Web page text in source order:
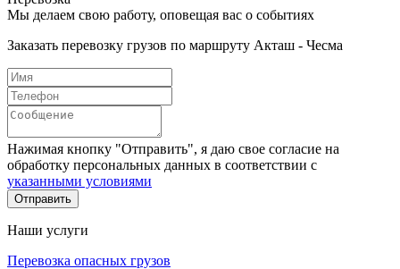
Мы делаем свою работу, оповещая вас о событиях
Заказать перевозку грузов по маршруту Акташ - Чесма
Нажимая кнопку "Отправить", я даю свое согласие на
обработку персональных данных в соответствии с
указанными условиями
Отправить
Наши услуги
Перевозка опасных грузов